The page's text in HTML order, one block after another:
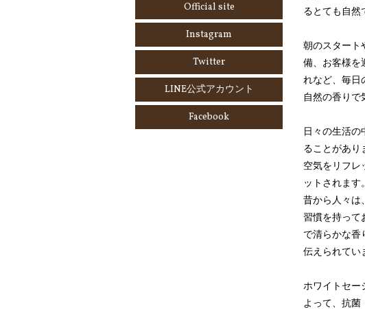
るとても自然
朝のスタート
備、お客様を
れなど、毎日
自然の香りで
日々の生活の
ることがあり
空気をリフレ
ットされます。
昔から人々は
習慣を持って
で清らかな香
伝えられてい
ホワイトセー
よって、抗菌
Official site
Instagram
Twitter
LINE公式アカウント
Facebook